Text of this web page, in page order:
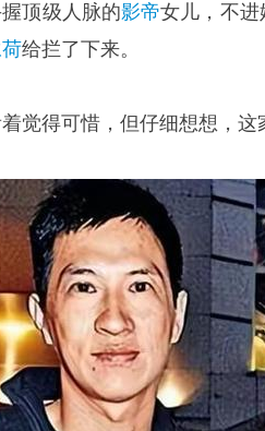
顶级人脉的影帝女儿，不进
给拦了下来。
觉得可惜，但仔细想想，这